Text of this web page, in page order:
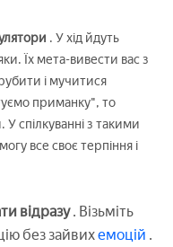
. У хід йдуть
Їх мета-вивести вас з
і мучитися
приманку", то
спілкуванні з такими
все своє терпіння і
відразу. Візьміть
без зайвихемоцій .